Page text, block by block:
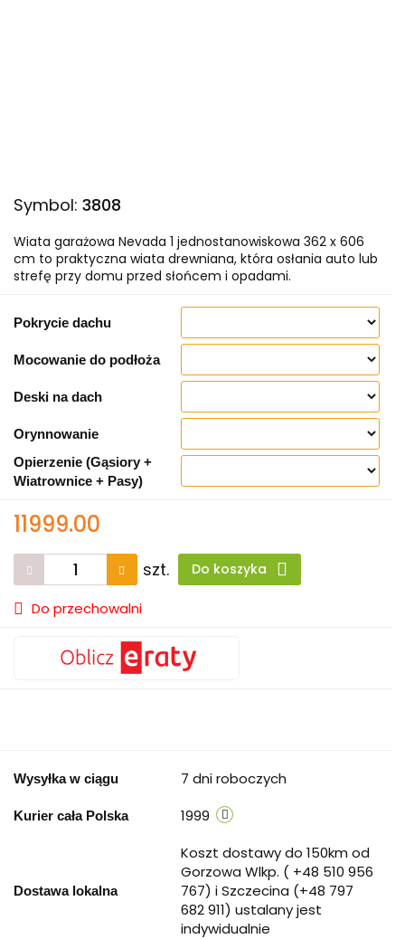
Symbol: 3808
Wiata garażowa Nevada 1 jednostanowiskowa 362 x 606
cm to praktyczna wiata drewniana, która osłania auto lub
strefę przy domu przed słońcem i opadami.
Pokrycie dachu
Mocowanie do podłoża
Deski na dach
Orynnowanie
Opierzenie (Gąsiory +
Wiatrownice + Pasy)
11999.00
szt. Do koszyka
Do przechowalni
Wysyłka w ciągu 7 dni roboczych
Kurier cała Polska 1999
Dostawa lokalna
Koszt dostawy do 150km od
Gorzowa Wlkp. ( +48 510 956
767) i Szczecina (+48 797
682 911) ustalany jest
indywidualnie